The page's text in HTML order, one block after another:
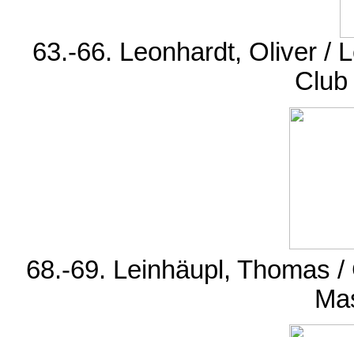
63.-66. Leonhardt, Oliver /
68.-69. Leinhäupl, Thomas